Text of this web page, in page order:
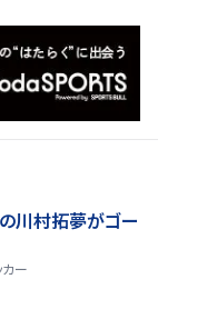
川村拓夢がゴー
カー